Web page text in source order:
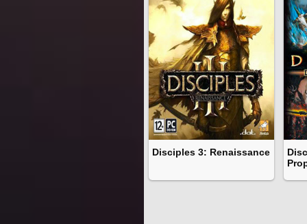
Disciples 3: Renaissance